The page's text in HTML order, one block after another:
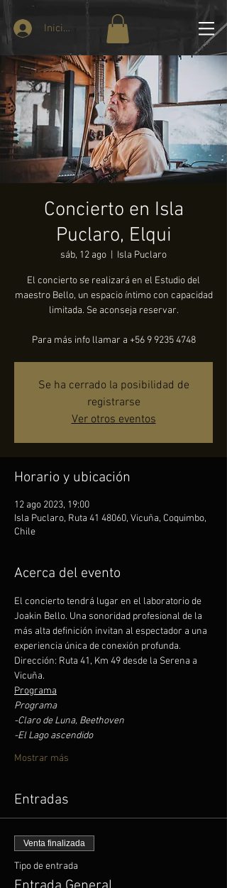
Iniciar sesión
Concierto en Isla
Puclaro, Elqui
sáb, 12 ago Isla Puclaro
El concierto se realizará en el Estudio del
maestro Bello, un espacio íntimo con capacidad
limitada. Se aconseja reservar.
Para más info llamar a +56 9 9235 4748
Se ha cerrado la posibilidad de
registrarse
Ver otros eventos
Horario y ubicación
12 ago 2023, 19:00
Isla Puclaro, Ruta 41 48060, Vicuña, Coquimbo,
Chile
Acerca del evento
El concierto tendrá lugar en el laboratorio de
Joakin Bello. Una sonoridad profesional de la
más alta definición invitan al espectador a una
experiencia única de conexión profunda.
Dirección: Ruta 41, Km 49 desde la Serena a
Vicuña.
Programa
Programa
-Claro de Luna, Beethoven
-El Lago ascendido
Mostrar más
Entradas
Venta finalizada
Tipo de entrada